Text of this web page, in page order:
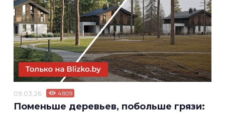
09.03.26 4809
Поменьше деревьев, побольше грязи: